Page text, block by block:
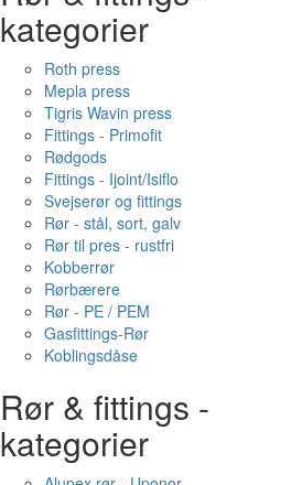
kategorier
Roth press
Mepla press
Tigris Wavin press
Fittings - Primofit
Rødgods
Fittings - Ijoint/Isiflo
Svejserør og fittings
Rør - stål, sort, galv
Rør til pres - rustfri
Kobberrør
Rørbærere
Rør - PE / PEM
Gasfittings-Rør
Koblingsdåse
Rør & fittings -
kategorier